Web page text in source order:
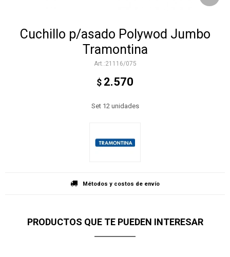
Cuchillo p/asado Polywod Jumbo
Tramontina
21116/075
$ 2.570
Set 12 unidades
Métodos y costos de envío
PRODUCTOS QUE TE PUEDEN INTERESAR